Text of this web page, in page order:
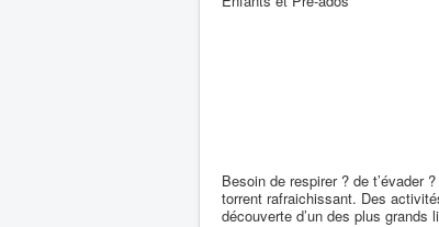
Besoin de respirer ? de t’évader
torrent rafraichissant. Des
découverte d’un des plus grands